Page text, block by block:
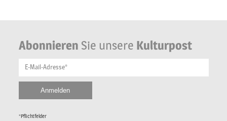
Abonnieren Sie unsere Kulturpost
E-Mail-Adresse*
*Pflichtfelder